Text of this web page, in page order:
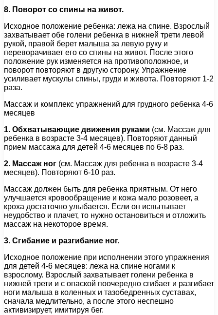
8. Поворот со спины на живот.
Исходное положение ребенка: лежа на спине. Взрослый
захватывает обе голени ребенка в нижней трети левой
рукой, правой берет малыша за левую руку и
переворачивает его со спины на живот. После этого
положение рук изменяется на противоположное, и
поворот повторяют в другую сторону. Упражнение
усиливает мускулы спины, груди и живота. Повторяют 1-2
раза.
Массаж и комплекс упражнений для грудного ребенка 4-6
месяцев
1. Обхватывающие движения руками (см. Массаж для
ребенка в возрасте 3-4 месяцев). Повторяют данный
прием массажа для детей 4-6 месяцев по 6-8 раз.
2. Массаж ног (см. Массаж для ребенка в возрасте 3-4
месяцев). Повторяют 6-10 раз.
Массаж должен быть для ребенка приятным. От него
улучшается кровообращение и кожа мало розовеет, а
кроха достаточно улыбается. Если он испытывает
неудобство и плачет, то нужно остановиться и отложить
массаж на некоторое время.
3. Сгибание и разгибание ног.
Исходное положение при исполнении этого упражнения
для детей 4-6 месяцев: лежа на спине ногами к
взрослому. Взрослый захватывает голени ребенка в
нижней трети и с опаской поочередно сгибает и разгибает
ноги малыша в коленных и тазобедренных суставах,
сначала медлительно, а после этого неспешно
активизирует, имитируя бег.